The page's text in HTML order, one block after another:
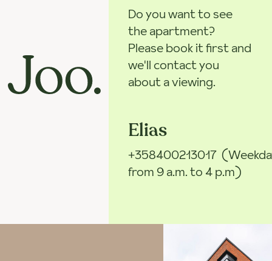
Do you want to see
the apartment?
Please book it first and
we'll contact you
about a viewing.
Elias
+358400213017
from 9 a.m. to 4 p.m)